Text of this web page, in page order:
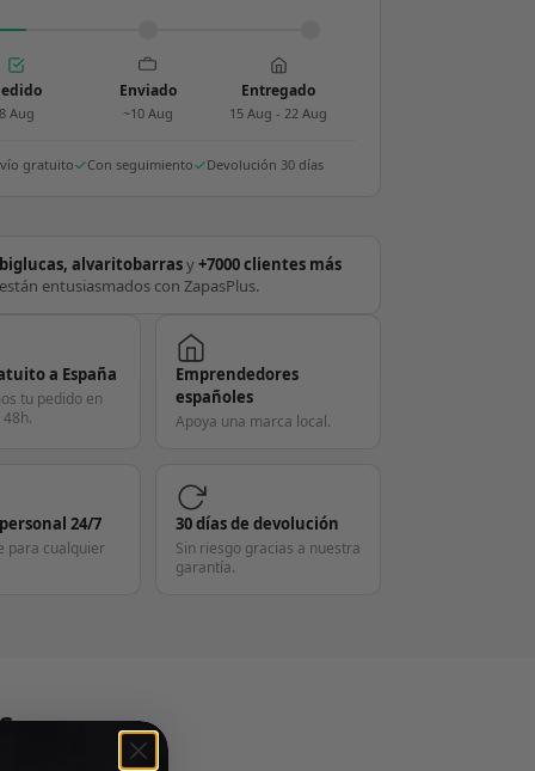
Aug
Enviado
~10 Aug
Entregado
15 Aug - 22 Aug
gratuito Con seguimiento Devolución 30 días
biglucas, alvaritobarrasy+7000 clientes más
están entusiasmados con ZapasPlus.
a España
tu pedido en
Emprendedores
españoles
Apoya una marca local.
24/7
para cualquier
30 días de devolución
Sin riesgo gracias a nuestra
garantía.